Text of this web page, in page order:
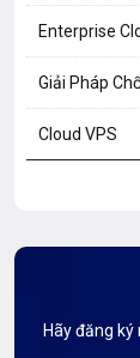
Enterprise
Giải Pháp
Cloud VPS
Hướng dẫn
Kiến thức AI
Hãy đăng